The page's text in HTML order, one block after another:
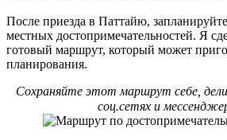
После приезда в Паттайю,
местных достопримечательностей. Я
готовый маршрут, который может
планирования.
Сохраняйте этот маршрут себе,
соц.сетях и